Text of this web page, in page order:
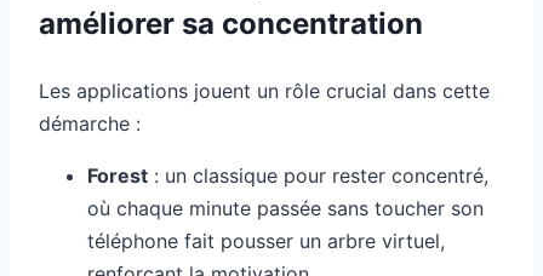
améliorer sa concentration
Les applications jouent un rôle crucial dans cette
démarche :
Forest : un classique pour rester concentré,
où chaque minute passée sans toucher son
téléphone fait pousser un arbre virtuel,